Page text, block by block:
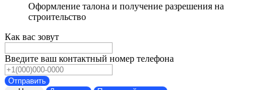
Оформление талона и получение разрешения на
строительство
Как вас зовут
Введите ваш контактный номер телефона
Отправить